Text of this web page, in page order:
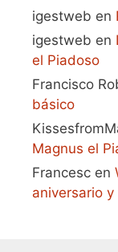
igestweb en
igestweb en
el Piadoso
Francisco
básico
Magnus el
Francesc en
aniversario